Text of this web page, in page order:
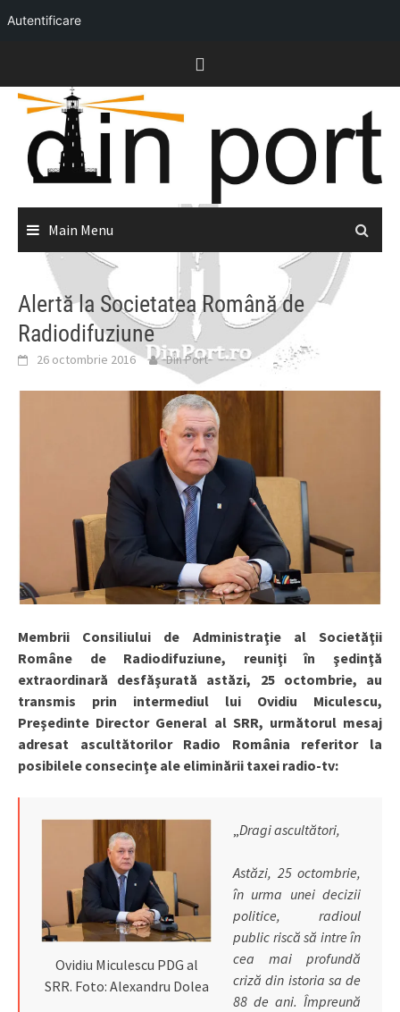
Autentificare
content
Main Menu
Alertă la Societatea Română de
Radiodifuziune
26 octombrie 2016 Din Port
Membrii Consiliului de Administraţie al Societăţii
Române de Radiodifuziune, reuniţi în şedinţă
extraordinară desfăşurată astăzi, 25 octombrie, au
transmis prin intermediul lui Ovidiu Miculescu,
Preşedinte Director General al SRR, următorul mesaj
adresat ascultătorilor Radio România referitor la
posibilele consecinţe ale eliminării taxei radio-tv:
Ovidiu Miculescu PDG al
SRR. Foto: Alexandru Dolea
Dragi ascultători,
Astăzi, 25 octombrie,
în urma unei decizii
politice, radioul
public riscă să intre în
cea mai profundă
criză din istoria sa de
88 de ani. Împreună